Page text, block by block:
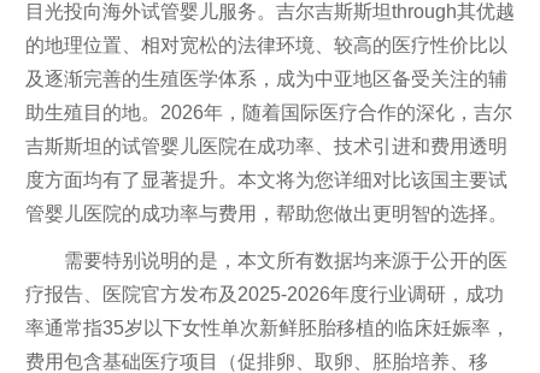
目光投向海外试管婴儿服务。吉尔吉斯斯坦through其优越
的地理位置、相对宽松的法律环境、较高的医疗性价比以
及逐渐完善的生殖医学体系，成为中亚地区备受关注的辅
助生殖目的地。2026年，随着国际医疗合作的深化，吉尔
吉斯斯坦的试管婴儿医院在成功率、技术引进和费用透明
度方面均有了显著提升。本文将为您详细对比该国主要试
管婴儿医院的成功率与费用，帮助您做出更明智的选择。
需要特别说明的是，本文所有数据均来源于公开的医
疗报告、医院官方发布及2025-2026年度行业调研，成功
率通常指35岁以下女性单次新鲜胚胎移植的临床妊娠率，
费用包含基础医疗项目（促排卵、取卵、胚胎培养、移